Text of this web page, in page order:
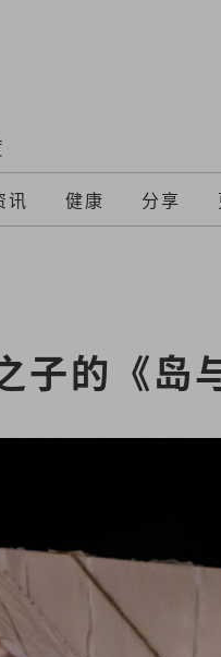
讯 健康 分享
的《岛